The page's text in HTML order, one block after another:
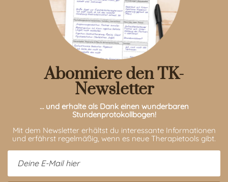
Abonniere den TK-
Newsletter
… und erhalte als Dank einen wunderbaren
Stundenprotokollbogen!
Mit dem Newsletter erhältst du interessante Informationen
und erfährst regelmäßig, wenn es neue Therapietools gibt.